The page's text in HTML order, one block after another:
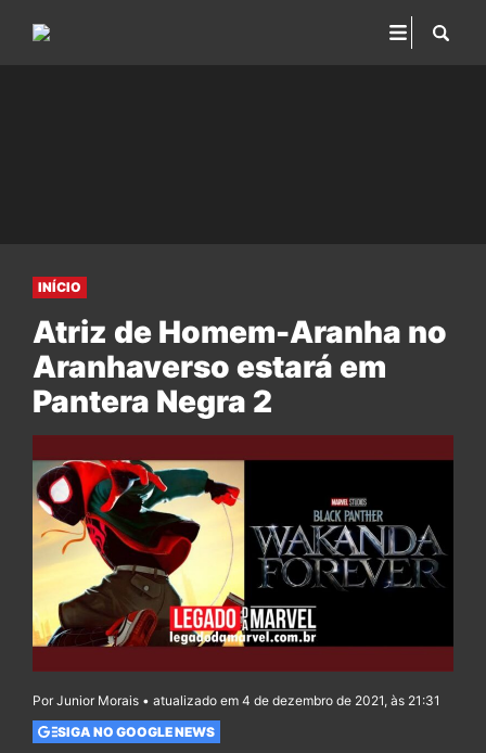
INÍCIO
Atriz de Homem-Aranha no
Aranhaverso estará em
Pantera Negra 2
Por Junior Morais • atualizado em 4 de dezembro de 2021, às 21:31
SIGA NO GOOGLE NEWS